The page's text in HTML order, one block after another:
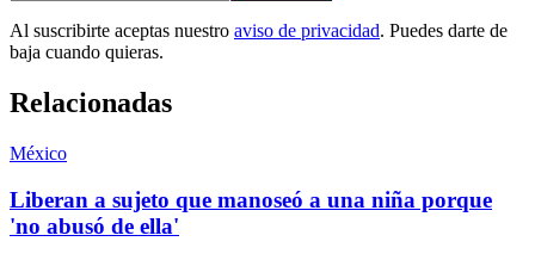
Al suscribirte aceptas nuestro aviso de privacidad. Puedes darte de
baja cuando quieras.
Relacionadas
México
Liberan a sujeto que manoseó a una niña porque
'no abusó de ella'